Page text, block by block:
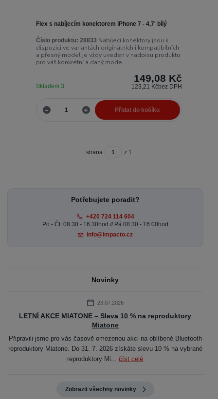
Flex s nabíjecím konektorem iPhone 7 - 4,7' bílý
Číslo produktu: 28833 Nabíjecí konektory jsou k
dispozici ve variantách originálních i kompatibilních
a přesný model je vždy uveden v nadpisu produktu
pro váš konkrétní a daný mode...
149,08 Kč
123,21 Kčbez DPH
Skladem 3
Přidat do košíku
strana z 1
Potřebujete poradit?
+420 724 114 604
Po - Čt: 08:30 - 16:30hod // Pá 08:30 - 16:00hod
info@impacto.cz
Novinky
23.07.2026
LETNÍ AKCE MIATONE – Sleva 10 % na reproduktory
Miatone
Připravili jsme pro vás časově omezenou akci na oblíbené Bluetooth
reproduktory Miatone. Do 31. 7. 2026 získáte slevu 10 % na vybrané
reproduktory Mi...číst celé
Zobrazit všechny novinky